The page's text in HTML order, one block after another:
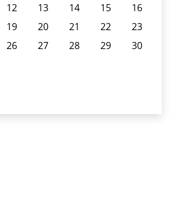
12 13 14 15
16
19 20 21 22
23
26 27 28 29
30